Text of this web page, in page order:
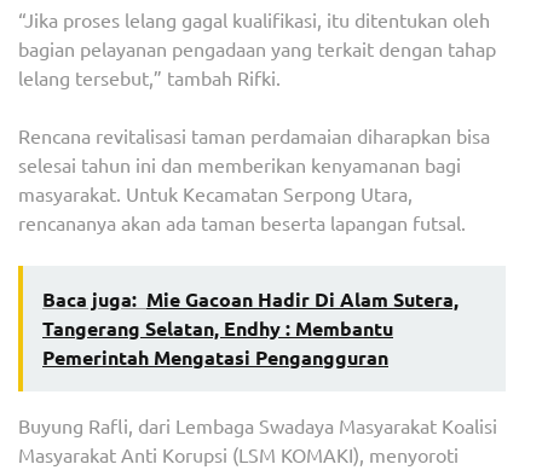
“Jika proses lelang gagal kualifikasi, itu ditentukan oleh
bagian pelayanan pengadaan yang terkait dengan tahap
lelang tersebut,” tambah Rifki.
Rencana revitalisasi taman perdamaian diharapkan bisa
selesai tahun ini dan memberikan kenyamanan bagi
masyarakat. Untuk Kecamatan Serpong Utara,
rencananya akan ada taman beserta lapangan futsal.
Baca juga: Mie Gacoan Hadir Di Alam Sutera,
Tangerang Selatan, Endhy : Membantu
Pemerintah Mengatasi Pengangguran
Buyung Rafli, dari Lembaga Swadaya Masyarakat Koalisi
Masyarakat Anti Korupsi (LSM KOMAKI), menyoroti